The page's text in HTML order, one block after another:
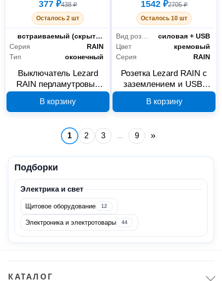
377 ₽438 ₽
Осталось 2 шт
Монтаж
встраиваемый (скрытый)
Серия
RAIN
Тип
оконечный
Выключатель Lezard
RAIN перламутровый
В корзину
1542 ₽2705 ₽
Осталось 10 шт
Вид розетки
силовая + USB
Цвет
кремовый
Серия
RAIN
Розетка Lezard RAIN с
заземлением и USB,
В корзину
1 2 3 ... 9 »
Подборки
Электрика и свет
Щитовое оборудование 12
Электроника и электротовары 44
КАТАЛОГ